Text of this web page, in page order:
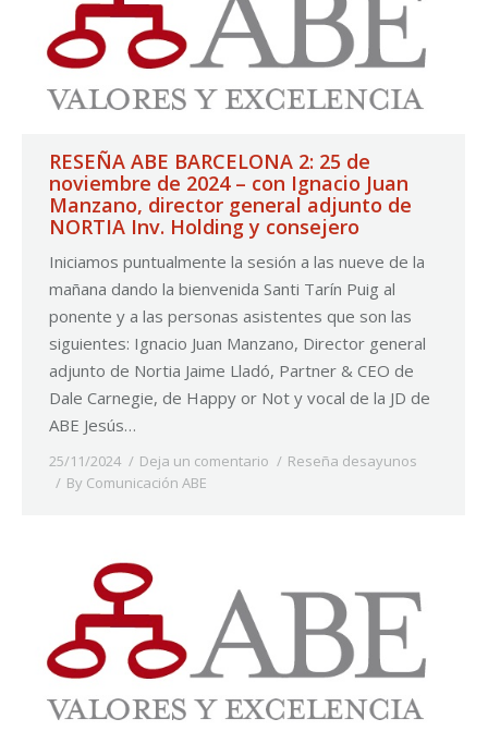
RESEÑA ABE BARCELONA 2: 25 de
noviembre de 2024 – con Ignacio Juan
Manzano, director general adjunto de
NORTIA Inv. Holding y consejero
Iniciamos puntualmente la sesión a las nueve de la
mañana dando la bienvenida Santi Tarín Puig al
ponente y a las personas asistentes que son las
siguientes: Ignacio Juan Manzano, Director general
adjunto de Nortia Jaime Lladó, Partner & CEO de
Dale Carnegie, de Happy or Not y vocal de la JD de
ABE Jesús…
25/11/2024 Deja un comentario
Reseña desayunos
By Comunicación ABE